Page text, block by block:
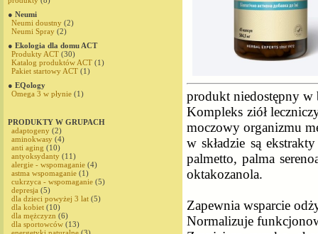
● Neumi
Neumi doustny (2)
Neumi Spray (2)
● Ekologia dla domu ACT
Produkty ACT (30)
Katalog produktów ACT (1)
Pakiet startowy ACT (1)
● EQology
Omega 3 w płynie (1)
PRODUKTY W GRUPACH
adaptogeny (2)
aminokwasy (4)
anti aging (10)
antyoksydanty (11)
alergie - wspomaganie (4)
astma wspomaganie (1)
cukrzyca - wspomaganie (5)
depresja (5)
dla dzieci powyżej 3 lat (5)
dla kobiet (10)
dla mężczyzn (6)
dla sportowców (13)
produkt niedostępny w
Kompleks ziół
moczowy organizmu
w składzie są
palmetto, palma
oktakozanola.
Zapewnia wsparcie
Normalizuje